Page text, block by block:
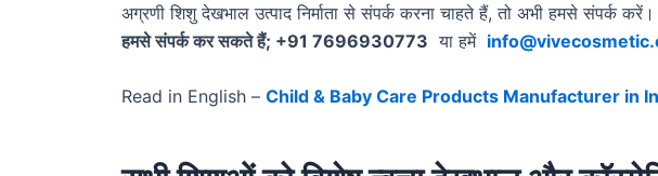
अग्रणी शिशु देखभाल उत्पाद निर्माता से संपर्क करना चाहते हैं, तो अभी हमसे संपर्क
हमसे संपर्क कर सकते हैं; +91 7696930773 या हमें
Read in English – Child & Baby Care Products Manufacturer in